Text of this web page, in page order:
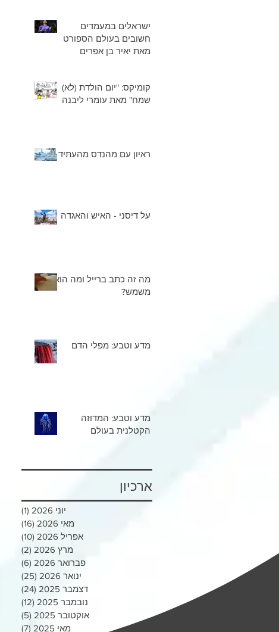
ישראלים במעמדים
חשובים בעולם הספורט
מאת יאיר בן אפרים
קומיקס: "יום הולדת (לא)
שמח" מאת עומרי ליבנה
ראיון עם מהנדס מהעתיד
על דיסני - האיש והאגדה
מה זה כתב ברייל ומה הוא
משמש?
מדע וטבע: מפלי הדם
מדע וטבע: המדוזה
הקטלנית בעולם
ארכיון
יוני 2026 (1)
מאי 2026
(16)
אפריל 2026
(10)
מרץ 2026
(2)
פברואר 2026
(6)
ינואר 2026
(25)
דצמבר 2025
(24)
נובמבר 2025
(12)
אוקטובר 2025
(5)
מאי 2025
(7)